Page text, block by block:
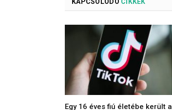
KAPCSOLÓDÓ CIKKEK
Egy 16 éves fiú életébe került a